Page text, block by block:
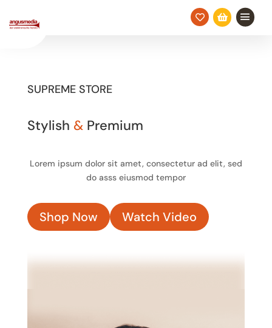
 
SUPREME STORE
Stylish &Premium
Lorem ipsum dolor sit amet, consectetur ad elit, sed
do asss eiusmod tempor
Shop Now Watch Video